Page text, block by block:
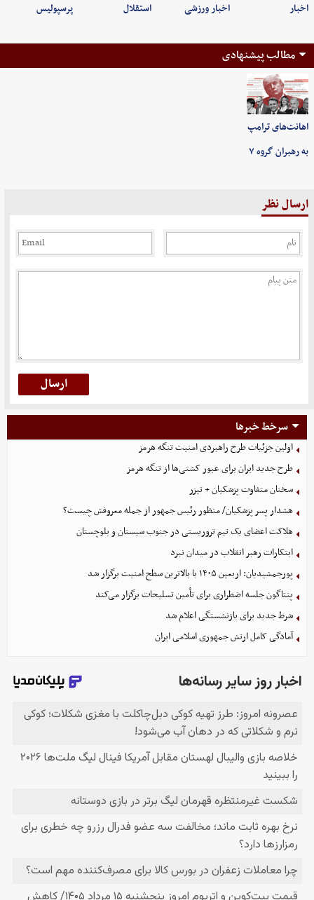
اخبار اخبار ورزشی استقلال پرسپولیس
مطالب پیشنهادی
اهانت‌های ترامپ
به رهبران گروه ۷
ارسال نظر
سرخط خبرها
اولین جزئیات طرح راهبردی امنیت تنگه هرمز
طرح جدید ایران برای عبور کشتی‌ها از تنگه هرمز
سخنان متفاوت پزشکیان + تیزر
هشدار پسر پزشکیان/ منظور رئیس جمهور از جمله معروفش چیست؟
هلاکت اعضای یک تیم تروریستی در جنوب سیستان و بلوچستان
ابتکارات رهبر انقلاب در میدان نبرد
پورجمشیدیان: اربعین ۱۴۰۵ با بالاترین سطح امنیت برگزار شد
پنتاگون جلسه اضطراری برای تأمین تسلیحات برگزار می‌کند
شرط جدید برای بازنشستگی اعلام شد
آمادگی کامل ارتش جمهوری اسلامی ایران